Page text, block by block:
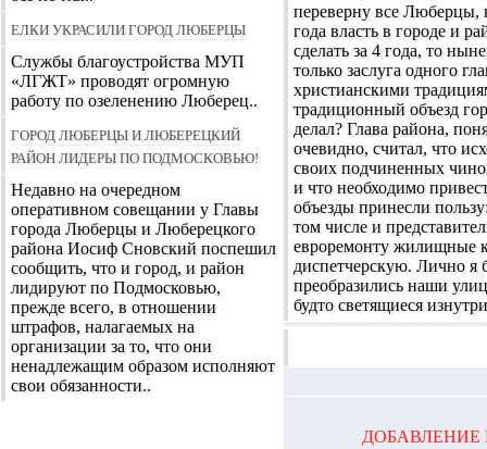
переверну все Люберцы,
года власть в городе и
сделать за 4 года, то
только заслуга одного
христианскими
традиционный объезд
делал? Глава района,
очевидно, считал, что
своих подчиненных
и что необходимо
объезды принесли
том числе и
евроремонту
диспетчерскую. Лично я
преобразились наши
будто светящиеся
ДОБАВЛЕНИЕ
Елки украсили город Люберцы
Службы благоустройства МУП
«ЛГЖТ» проводят огромную
работу по озеленению Люберец..
Город Люберцы и Люберецкий
район лидеры по Подмосковью!
Недавно на очередном
оперативном совещании у Главы
города Люберцы и Люберецкого
района Иосиф Сновский поспешил
сообщить, что и город, и район
лидируют по Подмосковью,
прежде всего, в отношении
штрафов, налагаемых на
организации за то, что они
ненадлежащим образом исполняют
свои обязанности..